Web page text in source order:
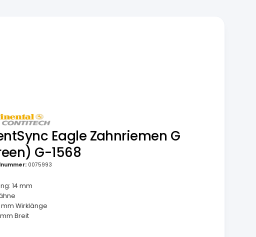
Eagle Zahnriemen G
G-1568
0075993
14 mm
mm Wirklänge
Breit